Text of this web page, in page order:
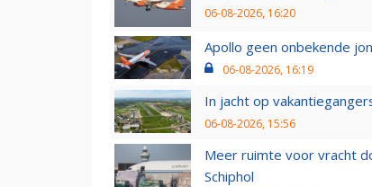
06-08-2026, 16:20
Apollo geen onbekende
06-08-2026, 16:19
In jacht op
06-08-2026, 15:56
Meer ruimte voor vracht
Schiphol